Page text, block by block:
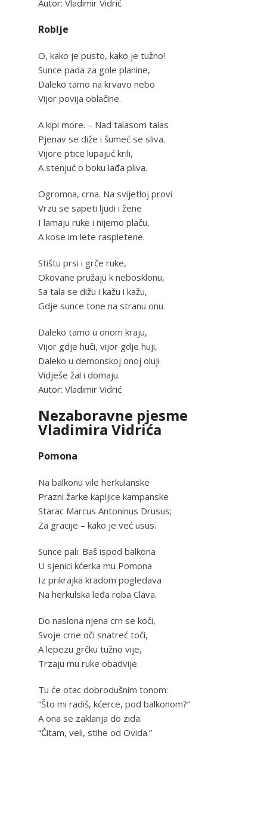
Autor: Vladimir Vidrić
Roblje
O, kako je pusto, kako je tužno!
Sunce pada za gole planine,
Daleko tamo na krvavo nebo
Vijor povija oblačine.
A kipi more. – Nad talasom talas
Pjenav se diže i šumeć se sliva.
Vijore ptice lupajuć krili,
A stenjuć o boku lađa pliva.
Ogromna, crna. Na svijetloj provi
Vrzu se sapeti ljudi i žene
I lamaju ruke i nijemo plaču,
A kose im lete raspletene.
Stištu prsi i grče ruke,
Okovane pružaju k nebosklonu,
Sa tala se dižu i kažu i kažu,
Gdje sunce tone na stranu onu.
Daleko tamo u onom kraju,
Vijor gdje huči, vijor gdje huji,
Daleko u demonskoj onoj oluji
Vidješe žal i domaju.
Autor: Vladimir Vidrić
Nezaboravne pjesme
Vladimira Vidrića
Pomona
Na balkonu vile herkulanske
Prazni žarke kapljice kampanske
Starac Marcus Antoninus Drusus;
Za gracije – kako je već usus.
Sunce pali. Baš ispod balkona
U sjenici kćerka mu Pomona
Iz prikrajka kradom pogledava
Na herkulska leđa roba Clava.
Do naslona njena crn se koči,
Svoje crne oči snatreć toči,
A lepezu grčku tužno vije,
Trzaju mu ruke obadvije.
Tu će otac dobrodušnim tonom:
“Što mi radiš, kćerce, pod balkonom?”
A ona se zaklanja do zida:
“Čitam, veli, stihe od Ovida.”